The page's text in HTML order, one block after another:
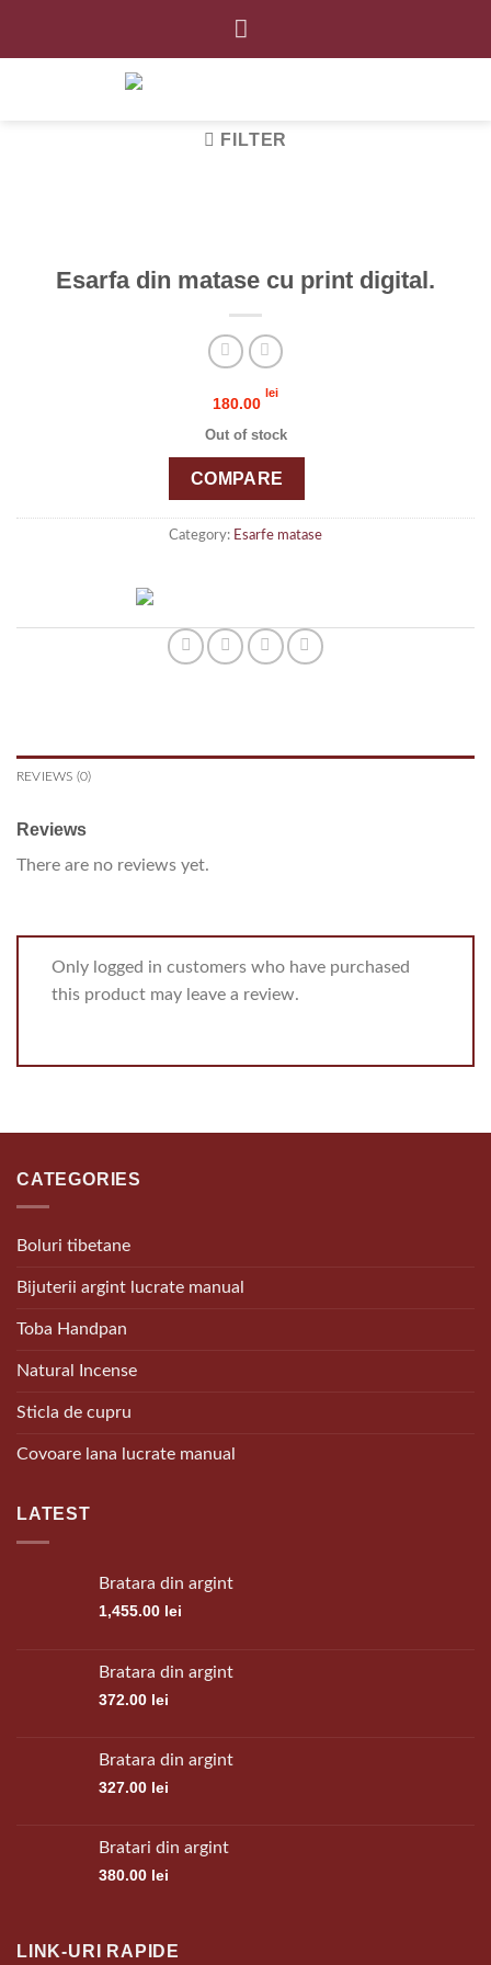
FILTER
Esarfa din matase cu print digital.
180.00
lei
Out of stock
COMPARE
Category: Esarfe matase
REVIEWS (0)
Reviews
There are no reviews yet.
Only logged in customers who have purchased
this product may leave a review.
CATEGORIES
Boluri tibetane
Bijuterii argint lucrate manual
Toba Handpan
Natural Incense
Sticla de cupru
Covoare lana lucrate manual
LATEST
Bratara din argint
1,455.00 lei
Bratara din argint
372.00 lei
Bratara din argint
327.00 lei
Bratari din argint
380.00 lei
LINK-URI RAPIDE